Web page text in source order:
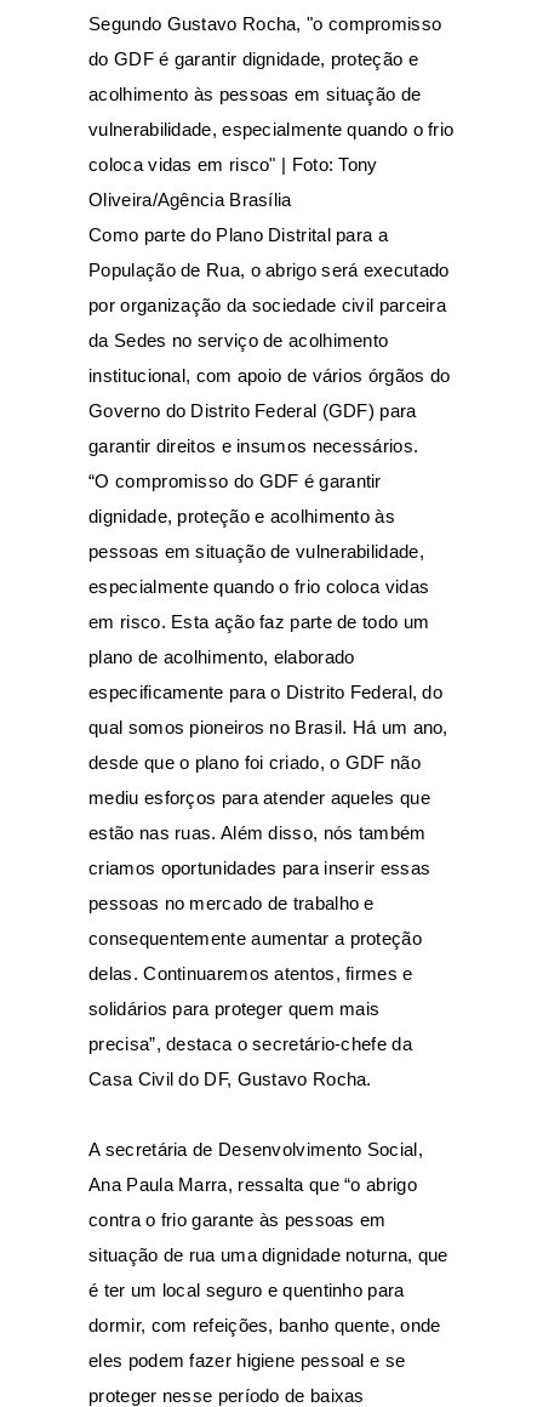
Segundo Gustavo Rocha, "o compromisso
do GDF é garantir dignidade, proteção e
acolhimento às pessoas em situação de
vulnerabilidade, especialmente quando o frio
coloca vidas em risco" | Foto: Tony
Oliveira/Agência Brasília
Como parte do Plano Distrital para a
População de Rua, o abrigo será executado
por organização da sociedade civil parceira
da Sedes no serviço de acolhimento
institucional, com apoio de vários órgãos do
Governo do Distrito Federal (GDF) para
garantir direitos e insumos necessários.
“O compromisso do GDF é garantir
dignidade, proteção e acolhimento às
pessoas em situação de vulnerabilidade,
especialmente quando o frio coloca vidas
em risco. Esta ação faz parte de todo um
plano de acolhimento, elaborado
especificamente para o Distrito Federal, do
qual somos pioneiros no Brasil. Há um ano,
desde que o plano foi criado, o GDF não
mediu esforços para atender aqueles que
estão nas ruas. Além disso, nós também
criamos oportunidades para inserir essas
pessoas no mercado de trabalho e
consequentemente aumentar a proteção
delas. Continuaremos atentos, firmes e
solidários para proteger quem mais
precisa”, destaca o secretário-chefe da
Casa Civil do DF, Gustavo Rocha.
A secretária de Desenvolvimento Social,
Ana Paula Marra, ressalta que “o abrigo
contra o frio garante às pessoas em
situação de rua uma dignidade noturna, que
é ter um local seguro e quentinho para
dormir, com refeições, banho quente, onde
eles podem fazer higiene pessoal e se
proteger nesse período de baixas